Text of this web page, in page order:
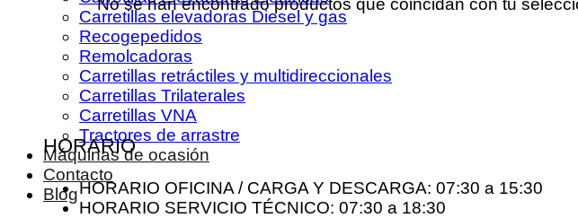
Carretillas elevadoras Diesel y gas
Recogepedidos
Remolcadoras
Carretillas retráctiles y multidireccionales
Carretillas Trilaterales
Carretillas VNA
Tractores de arrastre
Máquinas de ocasión
Contacto
Blog
HORARIO
HORARIO OFICINA / CARGA Y DESCARGA: 07:30 a 15:30
HORARIO SERVICIO TÉCNICO: 07:30 a 18:30